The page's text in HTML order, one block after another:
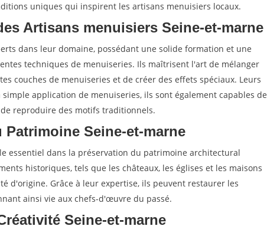
uniques qui inspirent les artisans menuisiers locaux.
Artisans menuisiers Seine-et-marne
dans leur domaine, possédant une solide formation et une
techniques de menuiseries. Ils maîtrisent l'art de mélanger
couches de menuiseries et de créer des effets spéciaux. Leurs
application de menuiseries, ils sont également capables de
reproduire des motifs traditionnels.
Seine-et-marne
essentiel dans la préservation du patrimoine architectural
historiques, tels que les châteaux, les églises et les maisons
d'origine. Grâce à leur expertise, ils peuvent restaurer les
ainsi vie aux chefs-d'œuvre du passé.
Seine-et-marne